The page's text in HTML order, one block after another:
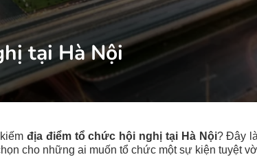
tại Hà Nội
địa điểm tổ chức hội nghị tại Hà Nội? Đây
cho những ai muốn tổ chức một sự kiện tuyệt